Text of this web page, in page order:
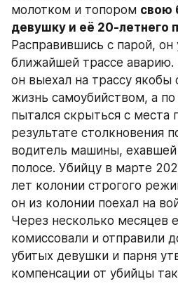
молотком и топором свою
девушку и её 20-летнего
Расправившись с парой, он
ближайшей трассе
он выехал на трассу якобы
жизнь самоубийством, а
пытался скрыться с места
результате столкновения
водитель машины,
полосе. Убийцу в марте
лет колонии строгого
он из колонии поехал на
Через несколько месяцев
комиссовали и отправили
убитых девушки и парня
компенсации от убийцы